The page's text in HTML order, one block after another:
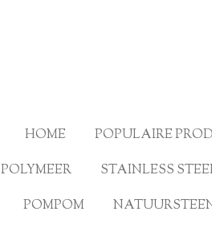
HOME POPULAIRE
POLYMEER
STAINLESS
POMPOM